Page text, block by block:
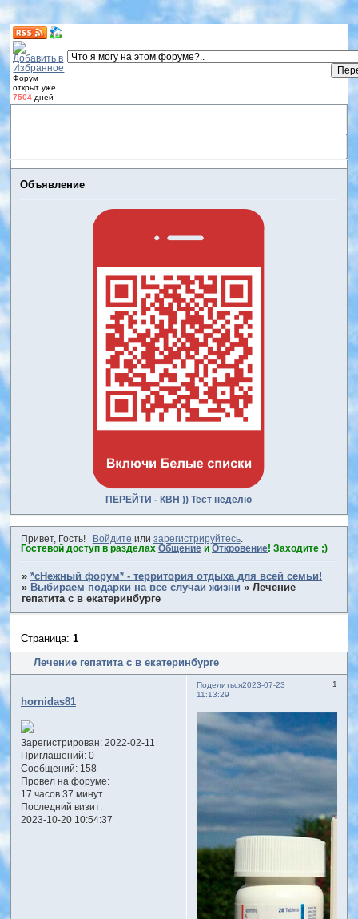
Форум
открыт уже
7504 дней
Объявление
ПЕРЕЙТИ - КВН )) Тест неделю
Привет, Гость! Войдите или зарегистрируйтесь.
Гостевой доступ в разделах Общениеи Откровение! Заходите ;)
»*сНежный форум* - территория отдыха для всей семьи!
» Выбираем подарки на все случаи жизни »Лечение
гепатита с в екатеринбурге
Лечение гепатита с в екатеринбурге
Страница:1
Поделиться 1
2023-07-23
11:13:29
hornidas81
Зарегистрирован: 2022-02-11
Приглашений:0
Сообщений:158
Провел на форуме:
17 часов 37 минут
Последний визит:
2023-10-20 10:54:37